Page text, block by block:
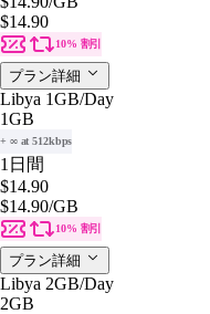
$14.90
10% 割引
プラン詳細
Libya 1GB/Day
1GB
+ ∞ at 512kbps
1日間
$14.90
$14.90/GB
10% 割引
プラン詳細
Libya 2GB/Day
2GB